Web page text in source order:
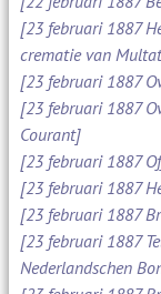
[23 februari 1887
crematie van
[23 februari 1887
[23 februari 1887
Courant]
[23 februari 1887
[23 februari 1887
[23 februari 1887
[23 februari 1887
Nederlandschen